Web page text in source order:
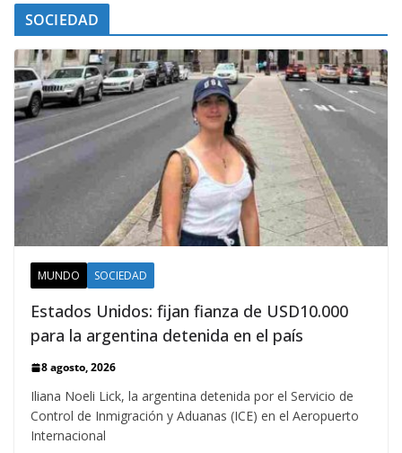
SOCIEDAD
MUNDO SOCIEDAD
Estados Unidos: fijan fianza de USD10.000
para la argentina detenida en el país
8 agosto, 2026
Iliana Noeli Lick, la argentina detenida por el Servicio de
Control de Inmigración y Aduanas (ICE) en el Aeropuerto
Internacional